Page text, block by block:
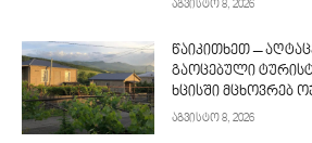
აგვისტო 8, 2026
წაიკითხეთ –
გაოცებული
ხცისში მცხოვრებ
აგვისტო 8, 2026